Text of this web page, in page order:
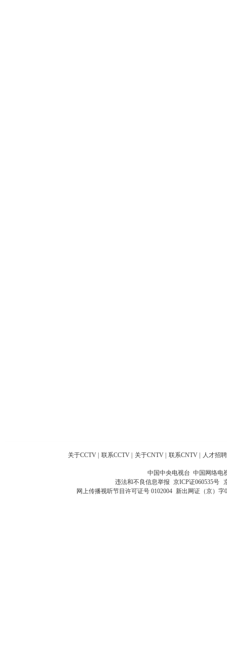
关于CCTV 联系CCTV 关于CNTV 联系CNTV 人才招聘
中国中央电视台 中国网络电
违法和不良信息举报 京ICP证060535号
网上传播视听节目许可证号 0102004 新出网证（京）